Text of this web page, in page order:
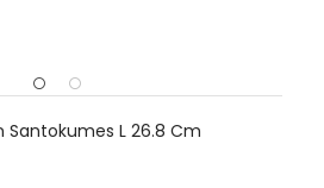
Santokumes L 26.8 Cm